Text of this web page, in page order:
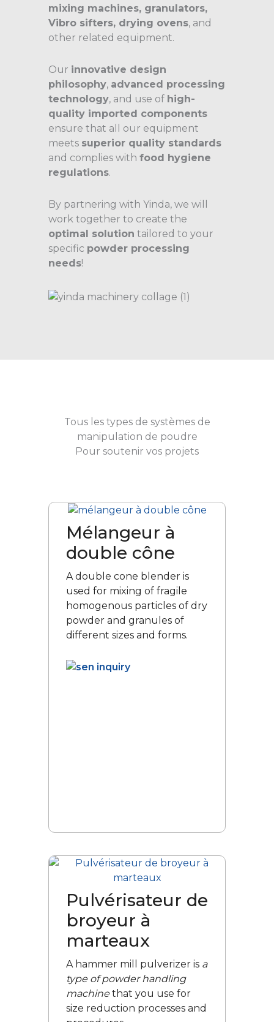
mixing machines, granulators,
Vibro sifters, drying ovens, and
other related equipment.
Our innovative design
philosophy, advanced processing
technology, and use of high-
quality imported components
ensure that all our equipment
meets superior quality standards
and complies with food hygiene
regulations.
By partnering with Yinda, we will
work together to create the
optimal solution tailored to your
specific powder processing
needs!
Tous les types de systèmes de
manipulation de poudre
Pour soutenir vos projets
Mélangeur à
double cône
A double cone blender is
used for mixing of fragile
homogenous particles of dry
powder and granules of
different sizes and forms.
Pulvérisateur de
broyeur à
marteaux
A hammer mill pulverizer is a
type of powder handling
machinethat you use for
size reduction processes and